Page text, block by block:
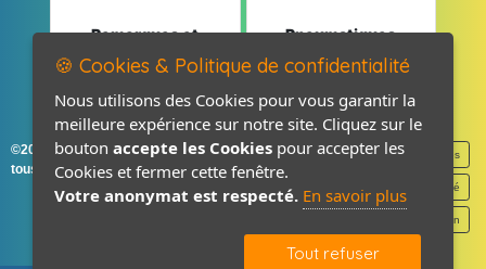
Remorques et
Pneumatiques
©2026-2027 France Accastillage
tous droits réservés
Mentions légales
Politique de confidentialité
Contact / Plan
🍪 Cookies & Politique de confidentialité
Nous utilisons des Cookies pour vous garantir la
meilleure expérience sur notre site. Cliquez sur le
bouton accepte les Cookies pour accepter les
Cookies et fermer cette fenêtre.
Votre anonymat est respecté. En savoir plus
Tout refuser